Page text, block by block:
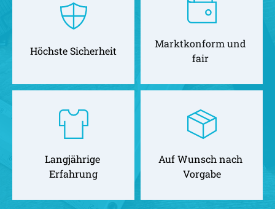
Höchste Sicherheit
Marktkonform und
fair
Langjährige
Erfahrung
Auf Wunsch nach
Vorgabe